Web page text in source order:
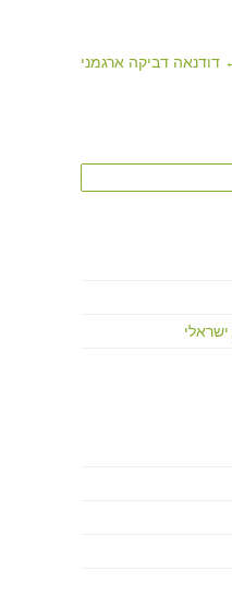
דודנאה דביקה ארגמני